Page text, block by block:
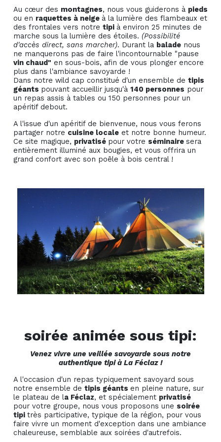
Au cœur des montagnes, nous vous guiderons à pieds
ou en raquettes à neige à la lumière des flambeaux et
des frontales vers notre tipi à environ 25 minutes de
marche sous la lumière des étoiles. (Possibilité
d'accès direct, sans marcher). Durant la balade nous
ne manquerons pas de faire l'incontournable "pause
vin chaud" en sous-bois, afin de vous plonger encore
plus dans l'ambiance savoyarde !
Dans notre wild cap constitué d'un ensemble de tipis
géants pouvant accueillir jusqu'à 140 personnes pour
un repas assis à tables ou 150 personnes pour un
apéritif debout.
A l'issue d'un apéritif de bienvenue, nous vous ferons
partager notre cuisine locale et notre bonne humeur.
Ce site magique, privatisé pour votre séminaire sera
entièrement illuminé aux bougies, et vous offrira un
grand confort avec son poêle à bois central !
soirée animée sous tipi:
Venez vivre une veillée savoyarde sous notre
authentique tipi à La Féclaz !
A l'occasion d'un repas typiquement savoyard sous
notre ensemble de tipis géants en pleine nature, sur
le plateau de la Féclaz, et spécialement privatisé
pour votre groupe, nous vous proposons une soirée
tipi très participative, typique de la région, pour vous
faire vivre un moment d'exception dans une ambiance
chaleureuse, semblable aux soirées d'autrefois.